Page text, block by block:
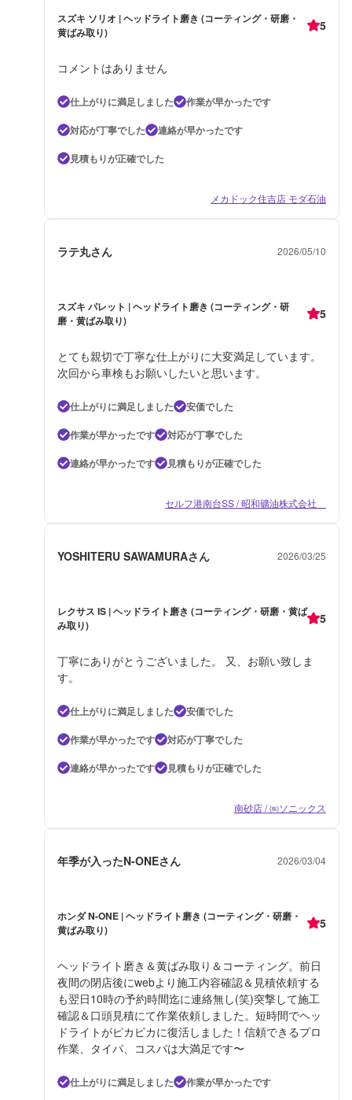
スズキ ソリオ | ヘッドライト磨き (コーティング・研磨・
黄ばみ取り)
5
コメントはありません
仕上がりに満足しました
作業が早かったです
対応が丁寧でした
連絡が早かったです
見積もりが正確でした
メカドック住吉店 モダ石油
ラテ丸さん 2026/05/10
スズキ パレット | ヘッドライト磨き (コーティング・研
磨・黄ばみ取り)
5
とても親切で丁寧な仕上がりに大変満足しています。
次回から車検もお願いしたいと思います。
仕上がりに満足しました
安価でした
作業が早かったです
対応が丁寧でした
連絡が早かったです
見積もりが正確でした
セルフ港南台SS / 昭和礦油株式会社
YOSHITERU SAWAMURAさん 2026/03/25
レクサス IS | ヘッドライト磨き (コーティング・研磨・黄ば
み取り)
5
丁寧にありがとうございました。 又、お願い致しま
す。
仕上がりに満足しました
安価でした
作業が早かったです
対応が丁寧でした
連絡が早かったです
見積もりが正確でした
南砂店 / ㈱ソニックス
年季が入ったN-ONEさん 2026/03/04
ホンダ N-ONE | ヘッドライト磨き (コーティング・研磨・
黄ばみ取り)
5
ヘッドライト磨き＆黄ばみ取り＆コーティング。前日
夜間の閉店後にwebより施工内容確認＆見積依頼する
も翌日10時の予約時間迄に連絡無し(笑)突撃して施工
確認＆口頭見積にて作業依頼しました。短時間でヘッ
ドライトがピカピカに復活しました！信頼できるプロ
作業、タイパ、コスパは大満足です〜
仕上がりに満足しました
作業が早かったです